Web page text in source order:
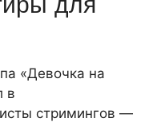
«Девочка на
в
стримингов —